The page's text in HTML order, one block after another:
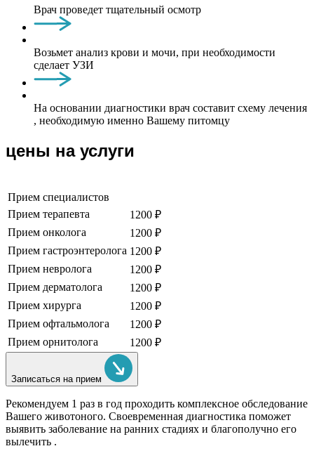
Врач проведет тщательный осмотр
Возьмет анализ крови и мочи, при необходимости
сделает УЗИ
На основании диагностики врач составит схему лечения
, необходимую именно Вашему питомцу
цены на услуги
Прием специалистов
Прием терапевта
1200 ₽
Прием онколога
1200 ₽
Прием гастроэнтеролога 1200 ₽
Прием невролога
1200 ₽
Прием дерматолога
1200 ₽
Прием хирурга
1200 ₽
Прием офтальмолога
1200 ₽
Прием орнитолога
1200 ₽
Записаться на прием
Рекомендуем 1 раз в год проходить комплексное обследование
Вашего животоного. Своевременная диагностика поможет
выявить заболевание на ранних стадиях и благополучно его
вылечить .